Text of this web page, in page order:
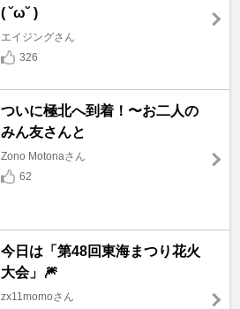
( ˘ω˘ )
エイジングさん
326
ついに極北へ到着！〜お二人の
みん友さんと
Zono Motonaさん
62
今日は「第48回東海まつり花火
大会」🎆
zx11momoさん